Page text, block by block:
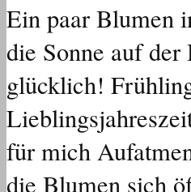
Ein paar Blumen
die Sonne auf
glücklich!
für mich
die Blumen sich